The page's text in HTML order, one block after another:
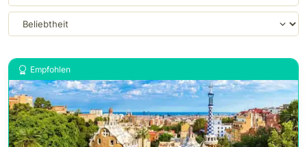
Empfohlen